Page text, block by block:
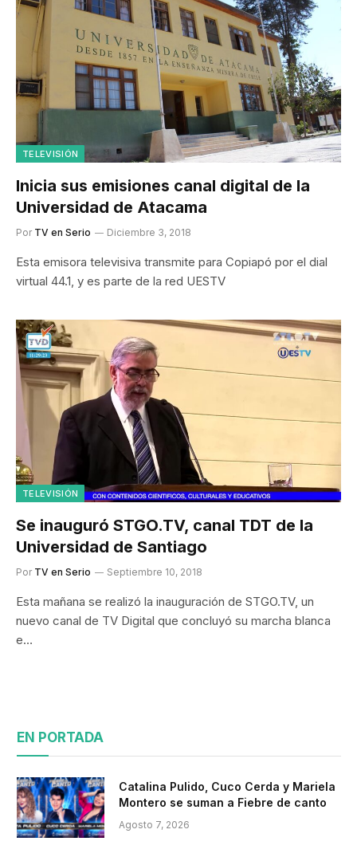
TELEVISIÓN
Inicia sus emisiones canal digital de la
Universidad de Atacama
Por TV en Serio Diciembre 3, 2018
Esta emisora televisiva transmite para Copiapó por el dial
virtual 44.1, y es parte de la red UESTV
TELEVISIÓN
Se inauguró STGO.TV, canal TDT de la
Universidad de Santiago
Por TV en Serio Septiembre 10, 2018
Esta mañana se realizó la inauguración de STGO.TV, un
nuevo canal de TV Digital que concluyó su marcha blanca
e…
EN PORTADA
Catalina Pulido, Cuco Cerda y Mariela
Montero se suman a Fiebre de canto
Agosto 7, 2026